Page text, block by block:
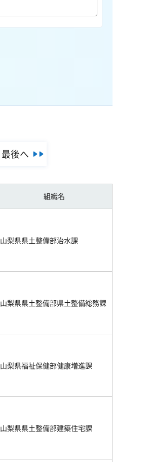
最後へ
組織名
山梨県県土整備部治水課
山梨県県土整備部県土整備総務課
山梨県福祉保健部健康増進課
山梨県県土整備部建築住宅課